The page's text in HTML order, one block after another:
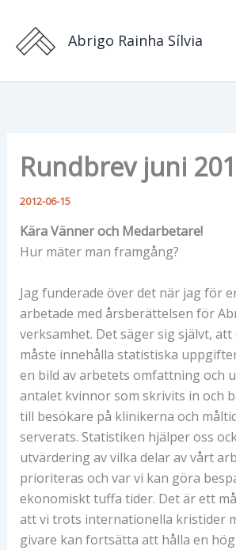
innehåll
Abrigo Rainha Sílvia
Rundbrev juni
2012-06-15
Kära Vänner och Medarbetare!
Hur mäter man framgång?
Jag funderade över det när jag för
arbetade med årsberättelsen för
verksamhet. Det säger sig självt,
måste innehålla statistiska
en bild av arbetets omfattning och
antalet kvinnor som skrivits in och
till besökare på klinikerna och
serverats. Statistiken hjälper oss
utvärdering av vilka delar av vårt
prioriteras och var vi kan göra
ekonomiskt tuffa tider. Det är ett
att vi trots internationella kristider
givare kan fortsätta att hålla en